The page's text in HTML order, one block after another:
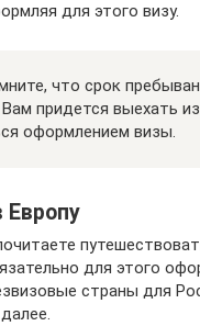
для этого визу.
что срок
Вам придется выехать
оформлением визы.
Европу
для этого
страны для